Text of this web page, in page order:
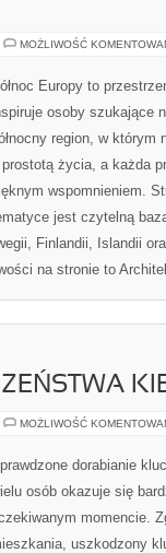
MOŻLIWOŚĆ
Europy to
osoby szukające
region, w którym
życia, a każda
wspomnieniem.
jest czytelną
Finlandii, Islandii
na stronie to
MOŻLIWOŚĆ
dorabianie
osób okazuje się
momencie.
uszkodzony